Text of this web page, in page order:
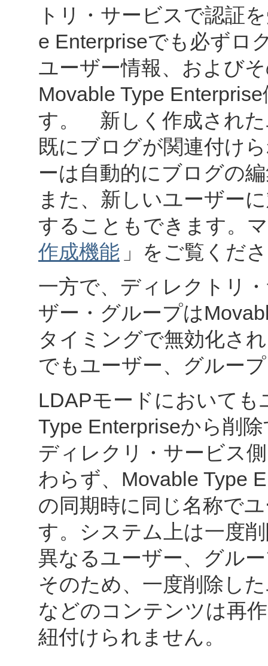
トリ・サービスで認証
e Enterpriseでも必ずロ
ユーザー情報、および
Movable Type
す。 新しく作成された
既にブログが関連付け
ーは自動的にブログの
また、新しいユーザー
することもできます。
作成機能 」をご覧くだ
一方で、ディレクトリ
ザー・グループは
タイミングで無効化さ
でもユーザー、グルー
LDAPモードにおいて
Type Enterpriseから削
ディレクリ・サービス
わらず、Movable Type
の同期時に同じ名称で
す。システム上は一度
異なるユーザー、グル
そのため、一度削除し
などのコンテンツは再
紐付けられません。